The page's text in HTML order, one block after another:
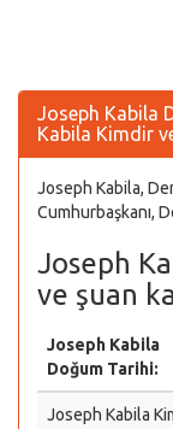
Joseph Kabila
Kabila Kimdir
Joseph Kabila,
Cumhurbaşkanı,
Joseph
ve şuan
Joseph Kabila
Doğum Tarihi:
Joseph Kabila